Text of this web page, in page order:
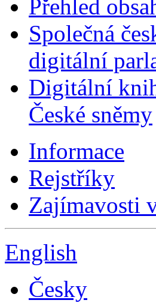
Přehled
Společná
digitální
Digitální
České sněmy
Informace
Rejstříky
Zajímavosti
English
Česky